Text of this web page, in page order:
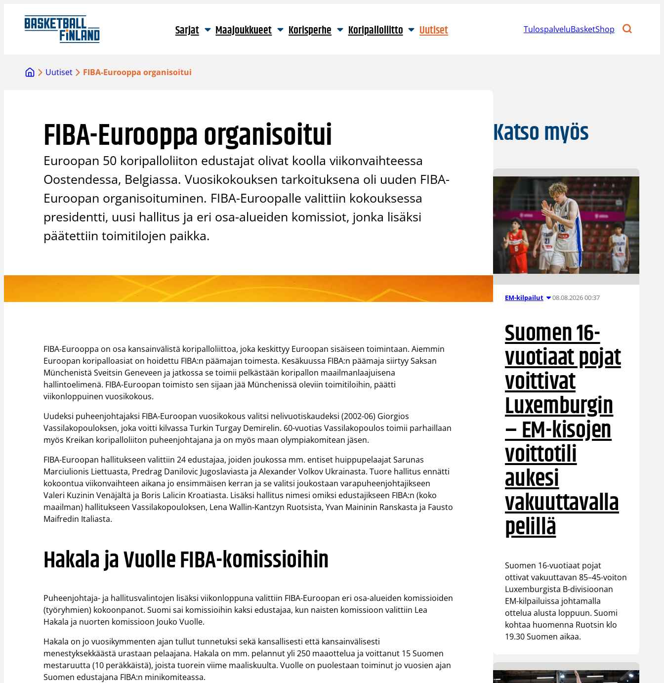
sisältöön
Sarjat Maajoukkueet Korisperhe Koripalloliitto Uutiset TulospalveluBasketShop
Uutiset FIBA-Eurooppa organisoitui
FIBA-Eurooppa organisoitui
Euroopan 50 koripalloliiton edustajat olivat koolla viikonvaihteessa
Oostendessa, Belgiassa. Vuosikokouksen tarkoituksena oli uuden FIBA-
Euroopan organisoituminen. FIBA-Euroopalle valittiin kokouksessa
presidentti, uusi hallitus ja eri osa-alueiden komissiot, jonka lisäksi
päätettiin toimitilojen paikka.
FIBA-Eurooppa on osa kansainvälistä koripalloliittoa, joka keskittyy Euroopan sisäiseen toimintaan. Aiemmin
Euroopan koripalloasiat on hoidettu FIBA:n päämajan toimesta. Kesäkuussa FIBA:n päämaja siirtyy Saksan
Münchenistä Sveitsin Geneveen ja jatkossa se toimii pelkästään koripallon maailmanlaajuisena
hallintoelimenä. FIBA-Euroopan toimisto sen sijaan jää Münchenissä oleviin toimitiloihin, päätti
viikonloppuinen vuosikokous.
Uudeksi puheenjohtajaksi FIBA-Euroopan vuosikokous valitsi nelivuotiskaudeksi (2002-06) Giorgios
Vassilakopouloksen, joka voitti kilvassa Turkin Turgay Demirelin. 60-vuotias Vassilakopoulos toimii parhaillaan
myös Kreikan koripalloliiton puheenjohtajana ja on myös maan olympiakomitean jäsen.
FIBA-Euroopan hallitukseen valittiin 24 edustajaa, joiden joukossa mm. entiset huippupelaajat Sarunas
Marciulionis Liettuasta, Predrag Danilovic Jugoslaviasta ja Alexander Volkov Ukrainasta. Tuore hallitus ennätti
kokoontua viikonvaihteen aikana jo ensimmäisen kerran ja se valitsi joukostaan varapuheenjohtajikseen
Valeri Kuzinin Venäjältä ja Boris Lalicin Kroatiasta. Lisäksi hallitus nimesi omiksi edustajikseen FIBA:n (koko
maailman) hallitukseen Vassilakopouloksen, Lena Wallin-Kantzyn Ruotsista, Yvan Maininin Ranskasta ja Fausto
Maifredin Italiasta.
Hakala ja Vuolle FIBA-komissioihin
Puheenjohtaja- ja hallitusvalintojen lisäksi viikonloppuna valittiin FIBA-Euroopan eri osa-alueiden komissioiden
(työryhmien) kokoonpanot. Suomi sai komissioihin kaksi edustajaa, kun naisten komissioon valittiin Lea
Hakala ja nuorten komissioon Jouko Vuolle.
Hakala on jo vuosikymmenten ajan tullut tunnetuksi sekä kansallisesti että kansainvälisesti
menestyksekkäästä urastaan pelaajana. Hakala on mm. pelannut yli 250 maaottelua ja voittanut 15 Suomen
mestaruutta (10 peräkkäistä), joista tuorein viime maaliskuulta. Vuolle on puolestaan toiminut jo vuosien ajan
Suomen edustajana FIBA:n minikomiteassa.
Katso myös
EM-kilpailut 08.08.2026 00:37
Suomen 16-
vuotiaat pojat
voittivat
Luxemburgin
– EM-kisojen
voittotili
aukesi
vakuuttavalla
pelillä
Suomen 16-vuotiaat pojat
ottivat vakuuttavan 85–45-voiton
Luxemburgista B-divisioonan
EM-kilpailuissa johtamalla
ottelua alusta loppuun. Suomi
kohtaa huomenna Ruotsin klo
19.30 Suomen aikaa.